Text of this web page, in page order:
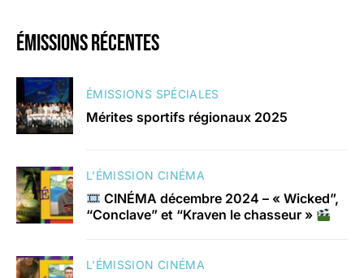
émissions récentes
ÉMISSIONS SPÉCIALES
Mérites sportifs régionaux 2025
L'ÉMISSION CINÉMA
CINÉMA décembre 2024 – « Wicked”,
“Conclave” et “Kraven le chasseur »
L'ÉMISSION CINÉMA